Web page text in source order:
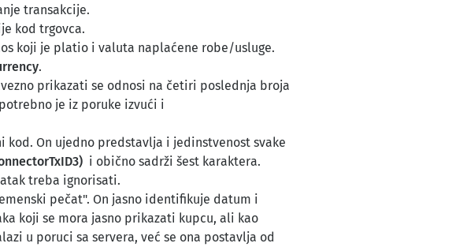
transakcije.
kod trgovca.
koji je platio i valuta naplaćene robe/usluge.
.
prikazati se odnosi na četiri poslednja broja
je iz poruke izvući i
On ujedno predstavlja i jedinstvenost svake
i obično sadrži šest karaktera.
treba ignorisati.
pečat". On jasno identifikuje datum i
koji se mora jasno prikazati kupcu, ali kao
u poruci sa servera, već se ona postavlja od